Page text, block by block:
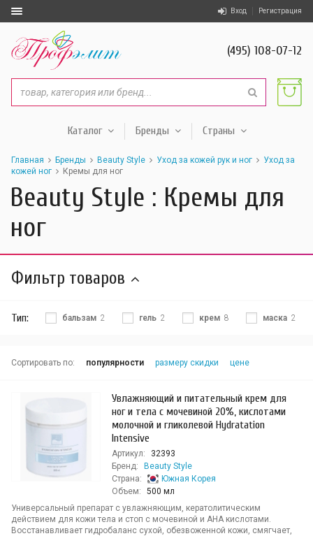
Вход Регистрация
(495) 108-07-12
Каталог Бренды Страны
Главная Бренды Beauty Style Уход за кожей рук и ног
Уход за
кожей ног
Кремы для ног
Beauty Style : Кремы для
ног
Фильтр товаров
Тип: бальзам 2 гель 2 крем 8 маска 2
Сортировать по: популярности размеру скидки цене
Увлажняющий и питательный крем для
ног и тела с мочевиной 20%, кислотами
молочной и гликолевой Hydratation
Intensive
Артикул:
32393
Бренд:
Beauty Style
Страна:
Южная Корея
Объем:
500 мл
Универсальный препарат с увлажняющим, кератолитическим
действием для кожи тела и стоп с мочевиной и АНА кислотами.
Восстанавливает гидробаланс сухой, обезвоженной кожи, смягчает,